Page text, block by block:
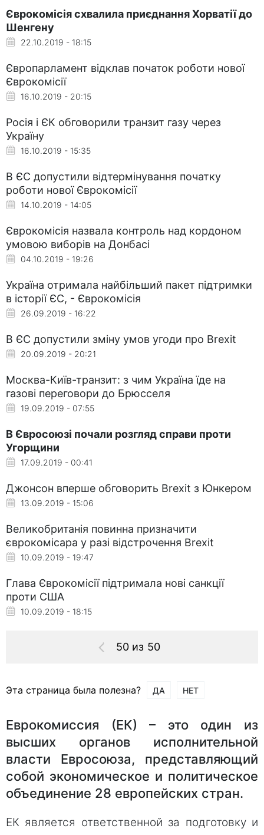
Єврокомісія схвалила приєднання Хорватії до
Шенгену
22.10.2019 - 18:15
Європарламент відклав початок роботи нової
Єврокомісії
16.10.2019 - 20:15
Росія і ЄК обговорили транзит газу через
Україну
16.10.2019 - 15:35
В ЄС допустили відтермінування початку
роботи нової Єврокомісії
14.10.2019 - 14:05
Єврокомісія назвала контроль над кордоном
умовою виборів на Донбасі
04.10.2019 - 19:26
Україна отримала найбільший пакет підтримки
в історії ЄС, - Єврокомісія
26.09.2019 - 16:22
В ЄС допустили зміну умов угоди про Brexit
20.09.2019 - 20:21
Москва-Київ-транзит: з чим Україна їде на
газові переговори до Брюсселя
19.09.2019 - 07:55
В Євросоюзі почали розгляд справи проти
Угорщини
17.09.2019 - 00:41
Джонсон вперше обговорить Brexit з Юнкером
13.09.2019 - 15:06
Великобританія повинна призначити
єврокомісара у разі відстрочення Brexit
10.09.2019 - 19:47
Глава Єврокомісії підтримала нові санкції
проти США
10.09.2019 - 18:15
50 из 50
Эта страница была полезна? ДА НЕТ
Еврокомиссия (ЕК) – это один из
высших органов исполнительной
власти Евросоюза, представляющий
собой экономическое и политическое
объединение 28 европейских стран.
ЕК является ответственной за подготовку и